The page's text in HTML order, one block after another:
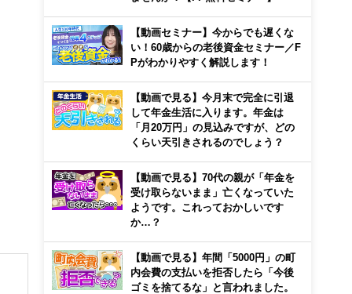
【動画セミナー】今からでも遅くな
い！60歳からの老後資金セミナー／F
Pがわかりやすく解説します！
【動画で見る】今月末で完全に引退
して年金生活に入ります。年金は
「月20万円」の見込みですが、どの
くらい天引きされるのでしょう？
【動画で見る】70代の親が「年金を
受け取らないまま」亡くなっていた
ようです。これっておかしいです
か…？
【動画で見る】年間「5000円」の町
内会費の支払いを拒否したら「今後
ゴミを捨てるな」と言われました。